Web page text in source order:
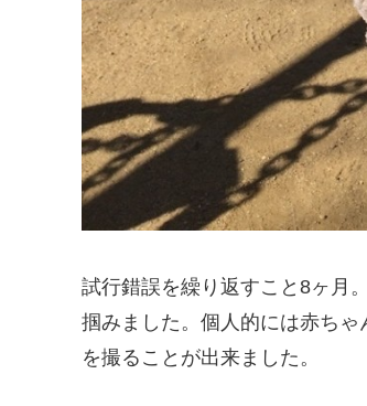
試行錯誤を繰り返すこと8ヶ月
掴みました。個人的には赤ち
を撮ることが出来ました。